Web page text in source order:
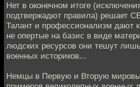
Нет в оконечном итоге
подтвержадют правила) решает
Талант и профессионализм дают
не опертые на базис в виде
людских ресурсов они тешут
военных историков...
Немцы в Первую и Вторую